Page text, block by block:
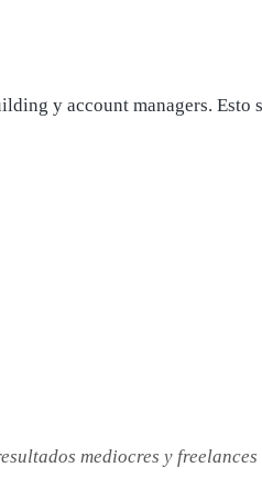
y account managers. Esto
mediocres y